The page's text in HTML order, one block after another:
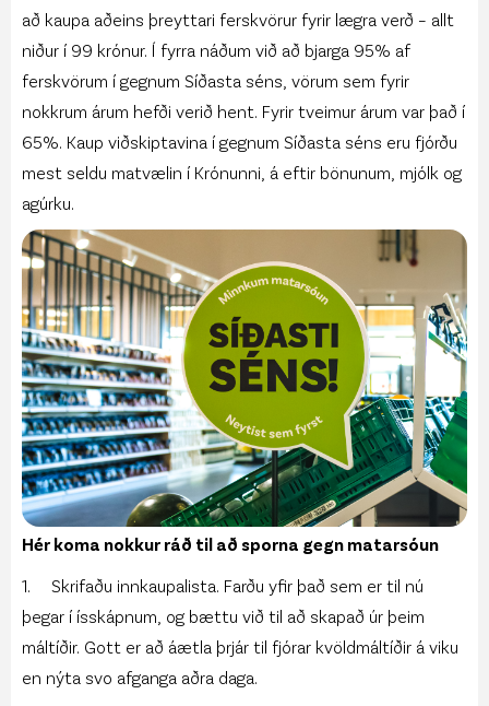
að kaupa aðeins þreyttari ferskvörur fyrir lægra verð – allt
niður í 99 krónur. Í fyrra náðum við að bjarga 95% af
ferskvörum í gegnum Síðasta séns, vörum sem fyrir
nokkrum árum hefði verið hent. Fyrir tveimur árum var það í
65%. Kaup viðskiptavina í gegnum Síðasta séns eru fjórðu
mest seldu matvælin í Krónunni, á eftir bönunum, mjólk og
agúrku.
Hér koma nokkur ráð til að sporna gegn matarsóun
1. Skrifaðu innkaupalista. Farðu yfir það sem er til nú
þegar í ísskápnum, og bættu við til að skapað úr þeim
máltíðir. Gott er að áætla þrjár til fjórar kvöldmáltíðir á viku
en nýta svo afganga aðra daga.